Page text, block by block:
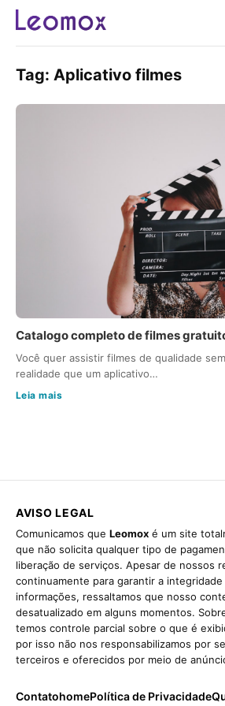
Tag: Aplicativo filmes
Catalogo completo de filmes
Você quer assistir filmes de qualidade
realidade que um aplicativo…
Leia mais
AVISO LEGAL
Comunicamos que Leomox é um site
que não solicita qualquer tipo de
liberação de serviços. Apesar de nossos
continuamente para garantir a integridade
informações, ressaltamos que nosso
desatualizado em alguns momentos.
temos controle parcial sobre o que é
por isso não nos responsabilizamos por
terceiros e oferecidos por meio de
ContatohomePolítica de Privacidade